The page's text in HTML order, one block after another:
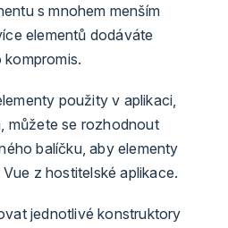
s mnohem menším
elementů dodáváte
kompromis.
použity v aplikaci,
můžete se rozhodnout
balíčku, aby elementy
z hostitelské aplikace.
jednotlivé konstruktory